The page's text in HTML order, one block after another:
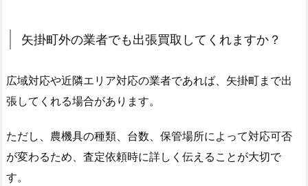
矢掛町外の業者でも出張買取してくれますか？
広域対応や近隣エリア対応の業者であれば、矢掛町まで出
張してくれる場合があります。
ただし、農機具の種類、台数、保管場所によって対応可否
が変わるため、査定依頼時に詳しく伝えることが大切で
す。